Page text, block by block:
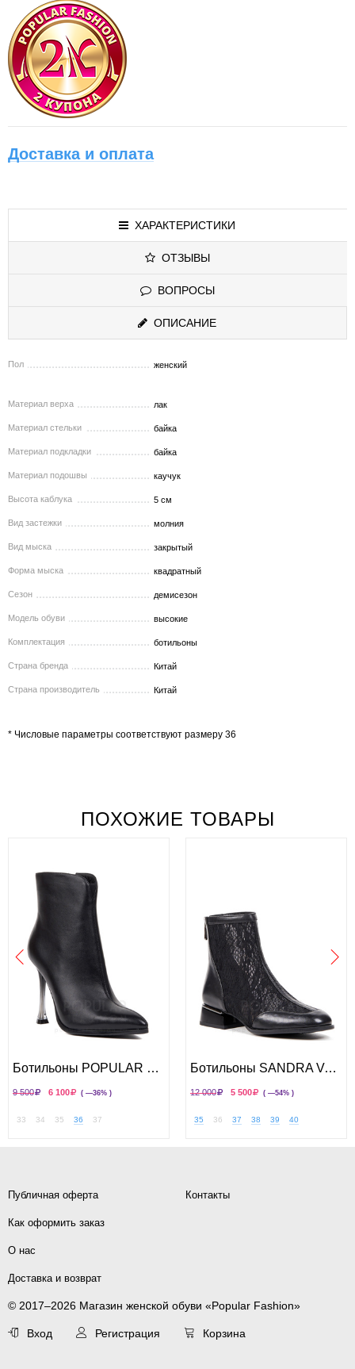
Доставка и оплата
ХАРАКТЕРИСТИКИ
ОТЗЫВЫ
ВОПРОСЫ
ОПИСАНИЕ
Пол женский
Материал верха лак
Материал стельки байка
Материал подкладки байка
Материал подошвы каучук
Высота каблука 5 см
Вид застежки молния
Вид мыска закрытый
Форма мыска квадратный
Сезон демисезон
Модель обуви высокие
Комплектация ботильоны
Страна бренда Китай
Страна производитель Китай
* Числовые параметры соответствуют размеру 36
ПОХОЖИЕ ТОВАРЫ
Ботильоны POPULAR FASHION
9 500 6 100 ( —36% )
33 34 35 36 37
Ботильоны SANDRA VALERI
12 000 5 500 ( —54% )
35 36 37 38 39 40
Публичная оферта
Как оформить заказ
О нас
Доставка и возврат
Контакты
© 2017–2026 Магазин женской обуви «Popular Fashion»
Вход Регистрация Корзина